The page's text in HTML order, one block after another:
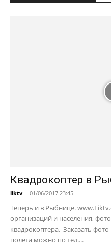
Квадрокоптер в
liktv - 01/06/2017 23:45
Теперь и в Рыбнице.
организаций и населения,
квадрокоптера. Заказать
полета можно по тел....